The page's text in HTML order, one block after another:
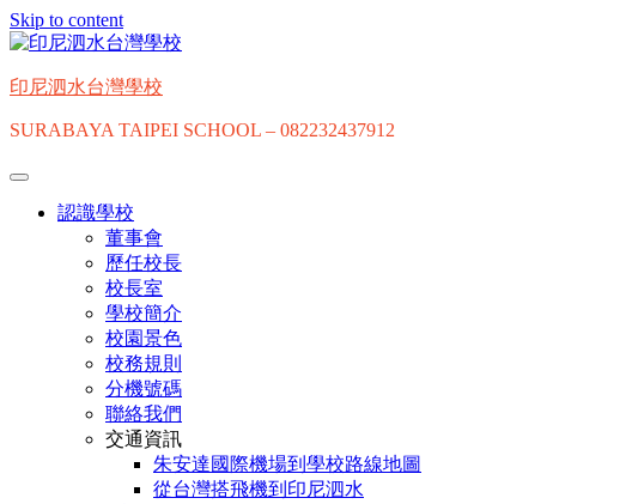
Skip to content
印尼泗水台灣學校
SURABAYA TAIPEI SCHOOL – 082232437912
認識學校
董事會
歷任校長
校長室
學校簡介
校園景色
校務規則
分機號碼
聯絡我們
交通資訊
朱安達國際機場到學校路線地圖
從台灣搭飛機到印尼泗水